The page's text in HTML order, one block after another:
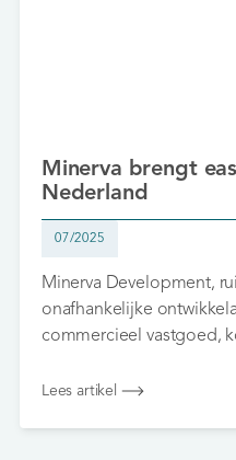
Minerva brengt
Nederland
07/2025
Minerva Development,
onafhankelijke
commercieel vastgoed,
markt aan. In
Lees artikel